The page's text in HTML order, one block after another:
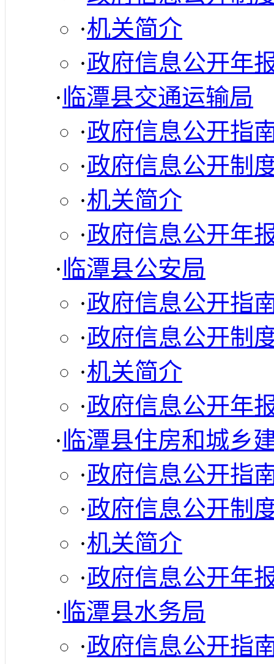
·机关简介
·政府信息公开年
·临潭县交通运输局
·政府信息公开指
·政府信息公开制
·机关简介
·政府信息公开年
·临潭县公安局
·政府信息公开指
·政府信息公开制
·机关简介
·政府信息公开年
·临潭县住房和城乡
·政府信息公开指
·政府信息公开制
·机关简介
·政府信息公开年
·临潭县水务局
·政府信息公开指